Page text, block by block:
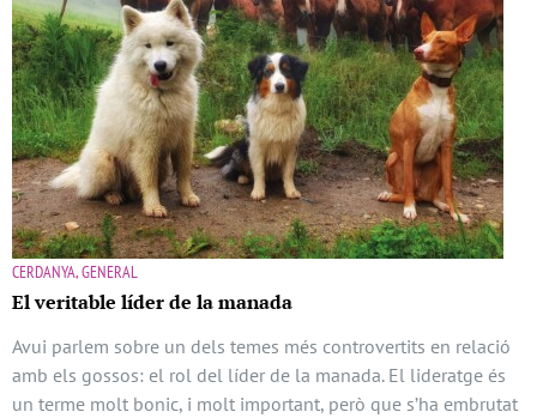
CERDANYA, GENERAL
El veritable líder de la manada
Avui parlem sobre un dels temes més controvertits en relació
amb els gossos: el rol del líder de la manada. El lideratge és
un terme molt bonic, i molt important, però que s’ha embrutat